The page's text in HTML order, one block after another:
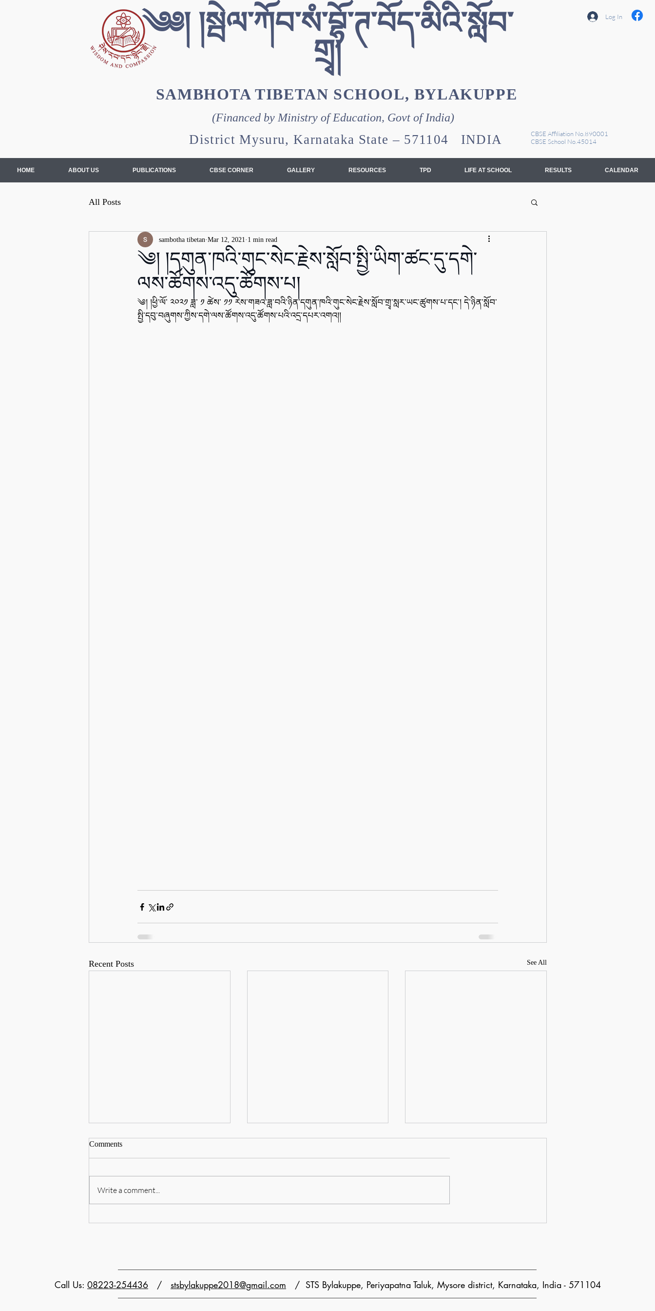
༄༅། །སྦེལ་ཀོབ་སཾ་བྷོ་ཊ་བོད་མིའི་སློབ་
གྲྭ།
SAMBHOTA TIBETAN SCHOOL, BYLAKUPPE
(Financed by Ministry of Education, Govt of India)
District Mysuru, Karnataka State – 571104 INDIA
Log In
CBSE Affiliation No.890001
CBSE School No.45014
All Posts
༄། །དགུན་ཁའི་གུང་སེང་རྗེས་སློབ་སྤྱི་ཡིག་ཚང་དུ་དགེ་
ལས་ཚོགས་འདུ་ཚོགས་པ།
sambotha tibetan Mar 12, 2021 1 min read
༄། །ཕྱི་ལོ་ ༢༠༢༡ ཟླ་ ༡ ཚེས་ ༡༡ རེས་གཟའ་ཟླ་བའི་ཉིན་དགུན་ཁའི་གུང་སེང་རྗེས་སློབ་གྲྭ་སླར་ཡང་ཚུགས་པ་དང་། དེ་ཉིན་སློབ་
སྤྱི་དབུ་བཞུགས་ཀྱིས་དགེ་ལས་ཚོགས་འདུ་ཚོགས་པའི་འདྲ་དཔར་འགའ།།
Recent Posts See All
བཙན་བྱོལ་བོད་མིའི་ཤེས་ཡོན་ལྷན་
ཆུང་གི་ཚོགས་མི་སློབ་དཔོན་ཆེན་མོ་སྤྱི་
ཟུར་བསོད་ནམས་རྒྱལ་མཚན་མཆོག་
དཔལ་ལྡན་བོད་མི་མང་སྤྱི་འཐུས་
Comments
Write a comment...
HOME ABOUT US PUBLICATIONS CBSE CORNER GALLERY RESOURCES TPD LIFE AT SCHOOL RESULTS CALENDAR
Call Us: 08223-254436 / stsbylakuppe2018@gmail.com / STS Bylakuppe, Periyapatna Taluk, Mysore district, Karnataka, India - 571104